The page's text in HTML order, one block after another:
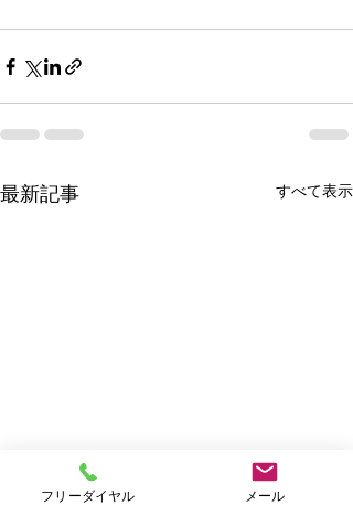
最新記事 すべて表示
フリーダイヤル メール